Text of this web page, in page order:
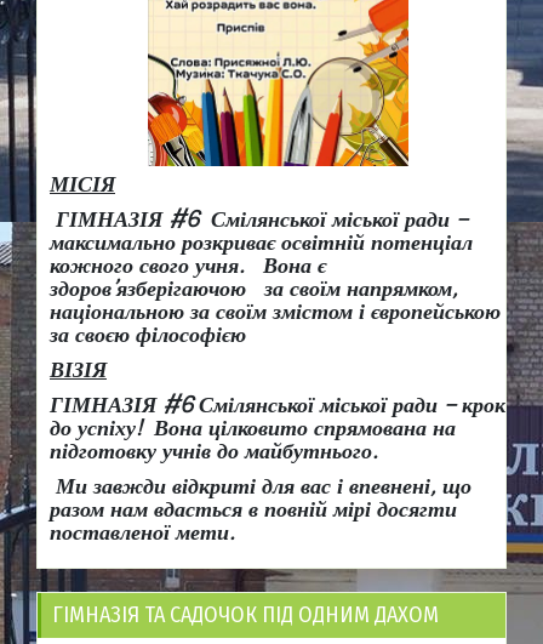
МІСІЯ
ГІМНАЗІЯ #6 Смілянської міської ради –
максимально розкриває освітній потенціал
кожного свого учня.
Вона є
здоров’язберігаючою за своїм напрямком,
національною за своїм змістом і європейською
за своєю філософією
ВІЗІЯ
ГІМНАЗІЯ #6 Смілянської міської ради – крок
до успіху! Вона цілковито спрямована на
підготовку учнів до майбутнього.
Ми завжди відкриті для вас і впевнені, що
разом нам вдасться в повній мірі досягти
поставленої мети.
ГІМНАЗІЯ ТА САДОЧОК ПІД ОДНИМ ДАХОМ